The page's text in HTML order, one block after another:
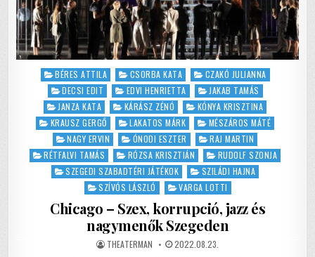
Posted
BÉRES ATTILA CSORBA KATA
CZAKÓ JULIANNA
DECSI EDIT
EDVI HENRIETTA
JAKAB TAMÁS
JANZA KATA
KÁRÁSZ ZÉNÓ
KÓNYA KRISZTINA
KRAUSZ GERGŐ
LAKATOS MÁRK
MÉSZÁROS MÁTÉ
NAGY ERVIN
ÓNODI ESZTER
RAJ MARTIN
RÉTFALVI TAMÁS
RÓZSA KRISZTIÁN
RUDOLF SZONJA
SZEGEDI SZABADTÉRI JÁTÉKOK
SZILÁDI HAJNA
SZÍVÓS LÁSZLÓ
VARGA LOTTI
Chicago – Szex, korrupció, jazz és
nagymenők Szegeden
AUTHOR:
THEATERMAN PUBLISHED
2022.08.23.